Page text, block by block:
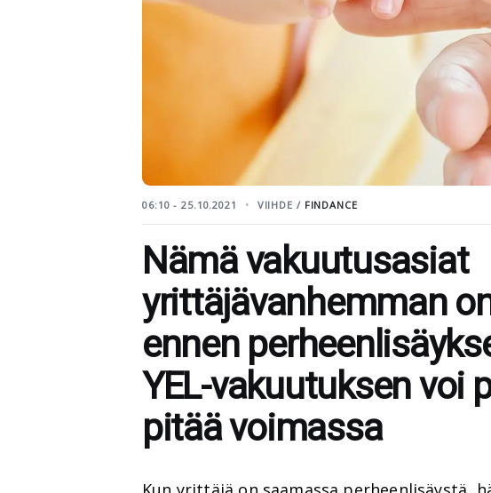
06:10 - 25.10.2021 VIIHDE / FINDANCE
Nämä vakuutusasiat
yrittäjävanhemman
ennen
YEL-vakuutuksen voi
pitää voimassa